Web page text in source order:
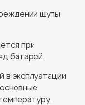
щупы
при
батарей.
в эксплуатации